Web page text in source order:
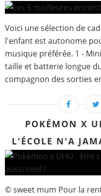
Voici une sélection de
l'enfant est autonome
musique préférée. 1 -
taille et batterie longue
compagnon des sorties
POKÉMON X
L'ÉCOLE N'A
© sweet mum Pour la